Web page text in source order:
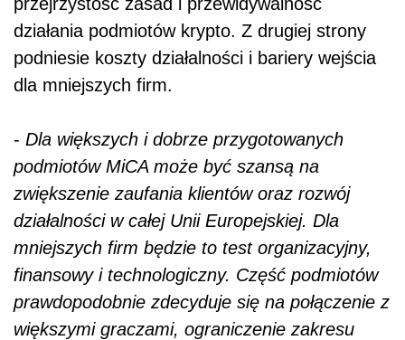
działania podmiotów krypto. Z drugiej strony
podniesie koszty działalności i bariery wejścia
dla mniejszych firm.
- Dla większych i dobrze przygotowanych
podmiotów MiCA może być szansą na
zwiększenie zaufania klientów oraz rozwój
działalności w całej Unii Europejskiej. Dla
mniejszych firm będzie to test organizacyjny,
finansowy i technologiczny. Część podmiotów
prawdopodobnie zdecyduje się na połączenie z
większymi graczami, ograniczenie zakresu